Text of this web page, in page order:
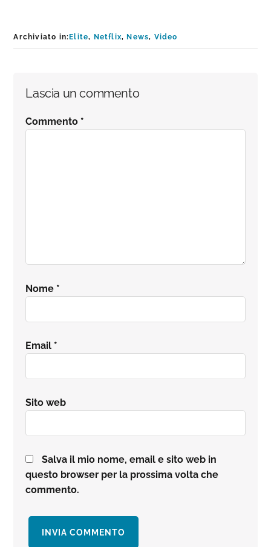
Archiviato in: Elite, Netflix, News, Video
Interazioni
del
Lascia un commento
Commento *
Nome *
Email *
Sito web
Salva il mio nome, email e sito web in
questo browser per la prossima volta che
commento.